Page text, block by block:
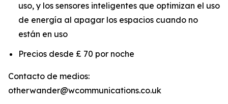
uso, y los sensores inteligentes que optimizan el uso
de energía al apagar los espacios cuando no
están en uso
Precios desde £ 70 por noche
Contacto de medios:
otherwander@wcommunications.co.uk